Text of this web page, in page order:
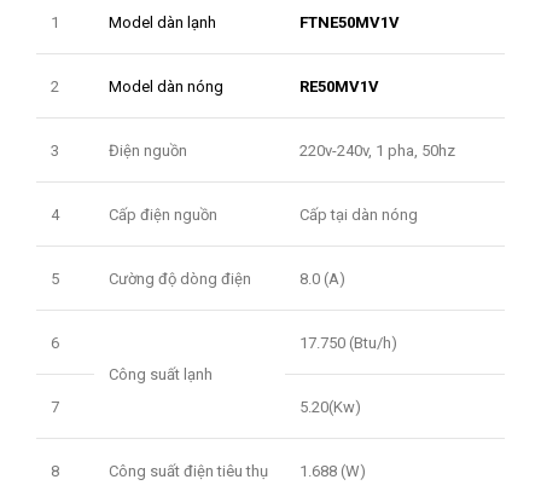
1 Model dàn lạnh FTNE50MV1V
2 Model dàn nóng RE50MV1V
3 Điện nguồn 220v-240v, 1 pha, 50hz
4 Cấp điện nguồn Cấp tại dàn nóng
5 Cường độ dòng điện 8.0 (A)
6
Công suất lạnh
17.750 (Btu/h)
7 5.20(Kw)
8 Công suất điện tiêu thụ 1.688 (W)